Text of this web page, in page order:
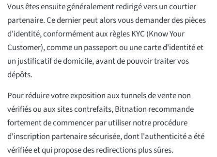
Vous êtes ensuite généralement redirigé vers un courtier
partenaire. Ce dernier peut alors vous demander des pièces
d'identité, conformément aux règles KYC (Know Your
Customer), comme un passeport ou une carte d'identité et
un justificatif de domicile, avant de pouvoir traiter vos
dépôts.
Pour réduire votre exposition aux tunnels de vente non
vérifiés ou aux sites contrefaits, Bitnation recommande
fortement de commencer par utiliser notre procédure
d'inscription partenaire sécurisée, dont l'authenticité a été
vérifiée et qui propose des redirections plus sûres.